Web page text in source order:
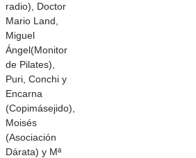
radio), Doctor
Mario Land,
Miguel
Ángel(Monitor
de Pilates),
Puri, Conchi y
Encarna
(Copimásejido),
Moisés
(Asociación
Dárata) y Mª